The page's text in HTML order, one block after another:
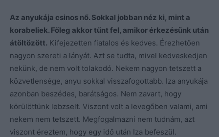
Az anyukája csinos nő. Sokkal jobban néz ki, mint a
korabeliek. Főleg akkor tűnt fel, amikor érkezésünk után
átöltözött. Kifejezetten fiatalos és kedves. Érezhetően
nagyon szereti a lányát. Azt se tudta, mivel kedveskedjen
nekünk, de nem volt tolakodó. Nekem nagyon tetszett a
közvetlensége, anyu sokkal visszafogottabb. Iza anyukája
azonban beszédes, barátságos. Nem zavart, hogy
körülöttünk lebzselt. Viszont volt a levegőben valami, ami
nekem nem tetszett. Megfogalmazni nem tudnám, azt
viszont éreztem, hogy egy idő után Iza befeszül.